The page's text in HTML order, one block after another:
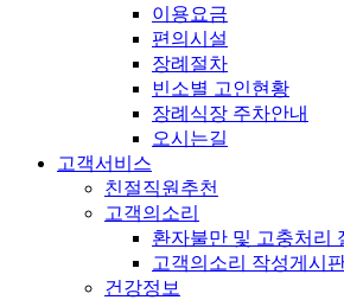
이용요금
편의시설
장례절차
빈소별 고인현황
장례식장 주차안내
오시는길
고객서비스
친절직원추천
고객의소리
환자불만 및 고충처리
고객의소리 작성게시
건강정보